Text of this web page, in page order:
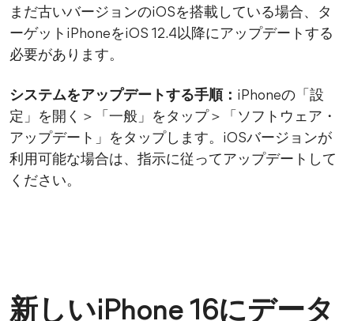
まだ古いバージョンのiOSを搭載している場合、タ
ーゲットiPhoneをiOS 12.4以降にアップデートする
必要があります。
システムをアップデートする手順： iPhoneの「設
定」を開く＞「一般」をタップ＞「ソフトウェア・
アップデート」をタップします。iOSバージョンが
利用可能な場合は、指示に従ってアップデートして
ください。
新しいiPhone 16にデータ